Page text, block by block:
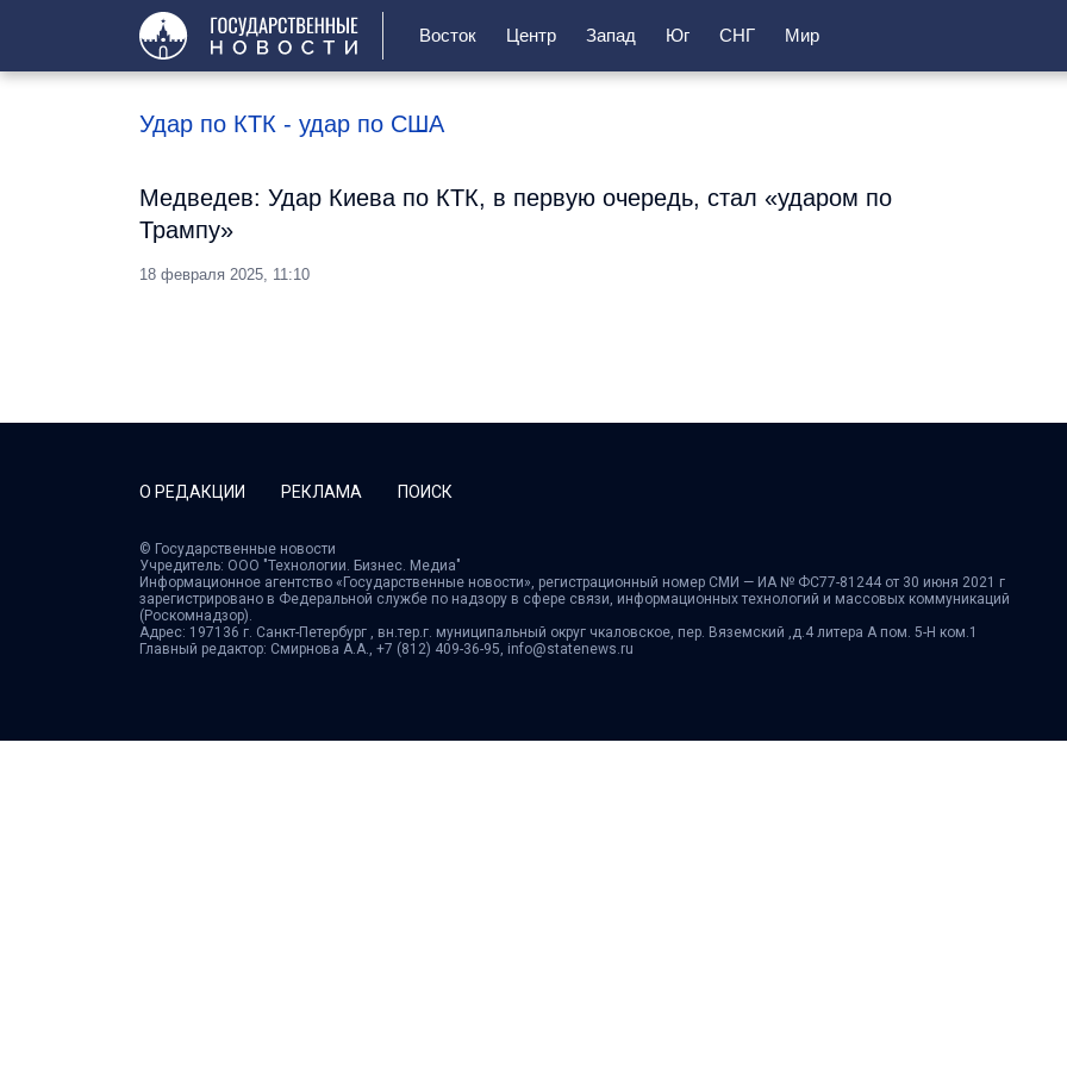
Восток Центр Запад Юг СНГ Мир
Удар по КТК - удар по США
Медведев: Удар Киева по КТК, в первую очередь, стал «ударом по
Трампу»
18 февраля 2025, 11:10
О РЕДАКЦИИ РЕКЛАМА ПОИСК
© Государственные новости
Учредитель: ООО "Технологии. Бизнес. Медиа"
Информационное агентство «Государственные новости», регистрационный номер СМИ — ИА № ФС77-81244 от 30 июня 2021 г
зарегистрировано в Федеральной службе по надзору в сфере связи, информационных технологий и массовых коммуникаций
(Роскомнадзор).
Адрес: 197136 г. Санкт-Петербург , вн.тер.г. муниципальный округ чкаловское, пер. Вяземский ,д.4 литера А пом. 5-Н ком.1
Главный редактор: Смирнова А.А., +7 (812) 409-36-95, info@statenews.ru